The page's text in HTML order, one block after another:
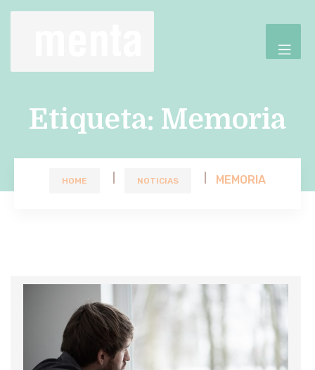
Etiqueta: Memoria
HOME NOTICIAS MEMORIA